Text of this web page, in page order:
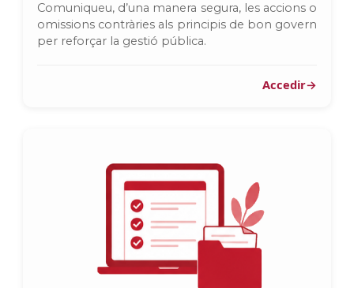
Comuniqueu, d’una manera segura, les accions o
omissions contràries als principis de bon govern
per reforçar la gestió pública.
Accedir